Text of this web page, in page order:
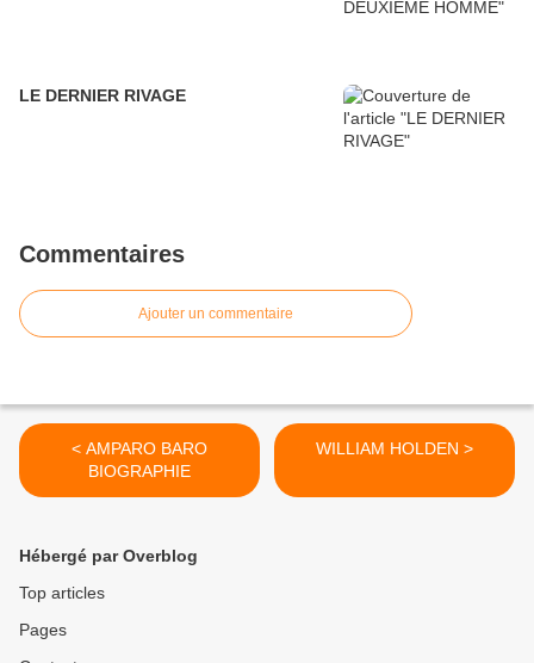
LE DERNIER RIVAGE
Commentaires
Ajouter un commentaire
< AMPARO BARO
BIOGRAPHIE
WILLIAM HOLDEN >
Hébergé par Overblog
Top articles
Pages